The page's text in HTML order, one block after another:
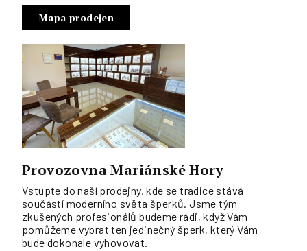
Mapa prodejen
Provozovna Mariánské Hory
Vstupte do naší prodejny, kde se tradice stává
součástí moderního světa šperků. Jsme tým
zkušených profesionálů budeme rádi, když Vám
pomůžeme vybrat ten jedinečný šperk, který Vám
bude dokonale vyhovovat.